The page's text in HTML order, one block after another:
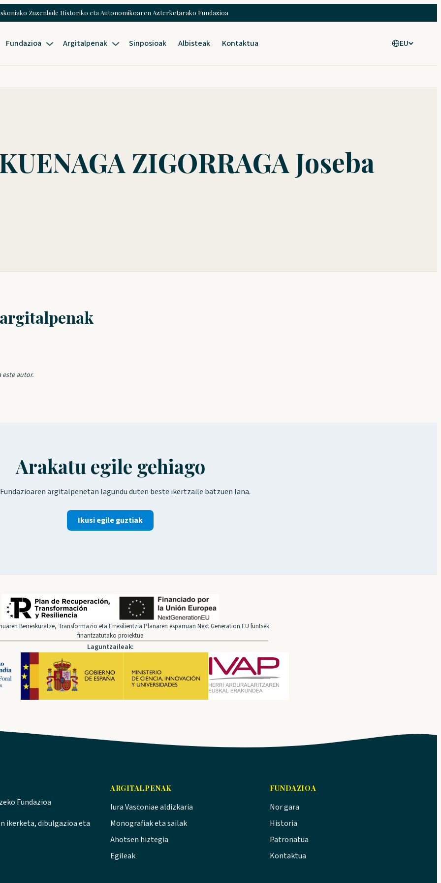
Zuzenbide Historiko eta Autonomikoaren Azterketarako Fundazioa
Fundazioa Argitalpenak Sinposioak Albisteak Kontaktua EU
ZIGORRAGA Joseba
este autor.
Arakatu egile gehiago
argitalpenetan lagundu duten beste ikertzaile batzuen lana.
Ikusi egile guztiak
Berreskuratze, Transformazio eta Erresilientzia Planaren esparruan Next Generation EU funtsek
finantzatutako proiektua
Laguntzaileak:
Fundazioa
ikerketa, dibulgazioa eta
ARGITALPENAK
Iura Vasconiae aldizkaria
Monografiak eta sailak
Ahotsen hiztegia
Egileak
FUNDAZIOA
Nor gara
Historia
Patronatua
Kontaktua